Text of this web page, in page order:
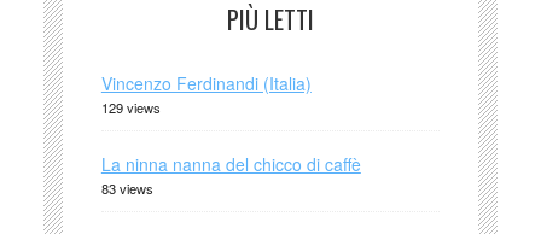
PIÙ LETTI
Vincenzo Ferdinandi (Italia)
129 views
La ninna nanna del chicco di caffè
83 views